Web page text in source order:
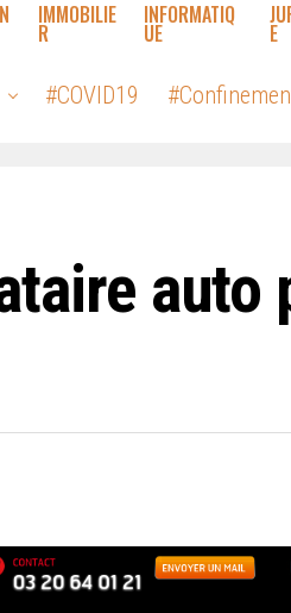
IMMOBILIE
R
INFORMATIQ
UE E
#COVID19
auto